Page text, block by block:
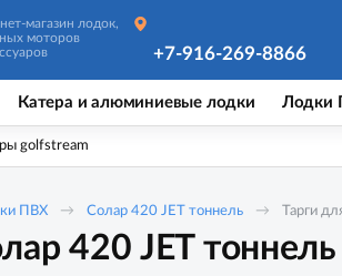
магазин лодок,
моторов
+7-916-269-8866
Катера и алюминиевые лодки Лодки
golfstream
ПВХ Солар 420 JET тоннель Тарги
420 JET тоннель